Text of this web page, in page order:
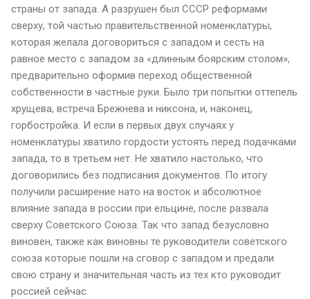
страны от запада. А разрушен был СССР реформами
сверху, той частью правительственной номенклатуры,
которая желала договориться с западом и сесть на
равное место с западом за «длинным боярским столом»,
предварительно оформив переход общественной
собственности в частные руки. Было три попытки оттепель
хрущева, встреча Брежнева и никсона, и, наконец,
горбостройка. И если в первых двух случаях у
номенклатуры хватило гордости устоять перед подачками
запада, то в третьем нет. Не хватило настолько, что
договорились без подписания документов. По итогу
получили расширение нато на восток и абсолютное
влияние запада в россии при ельцине, после развала
сверху Советского Союза. Так что запад безусловно
виновен, также как виновны те руководители советского
союза которые пошли на сговор с западом и предали
свою страну и значительная часть из тех кто руководит
россией сейчас.